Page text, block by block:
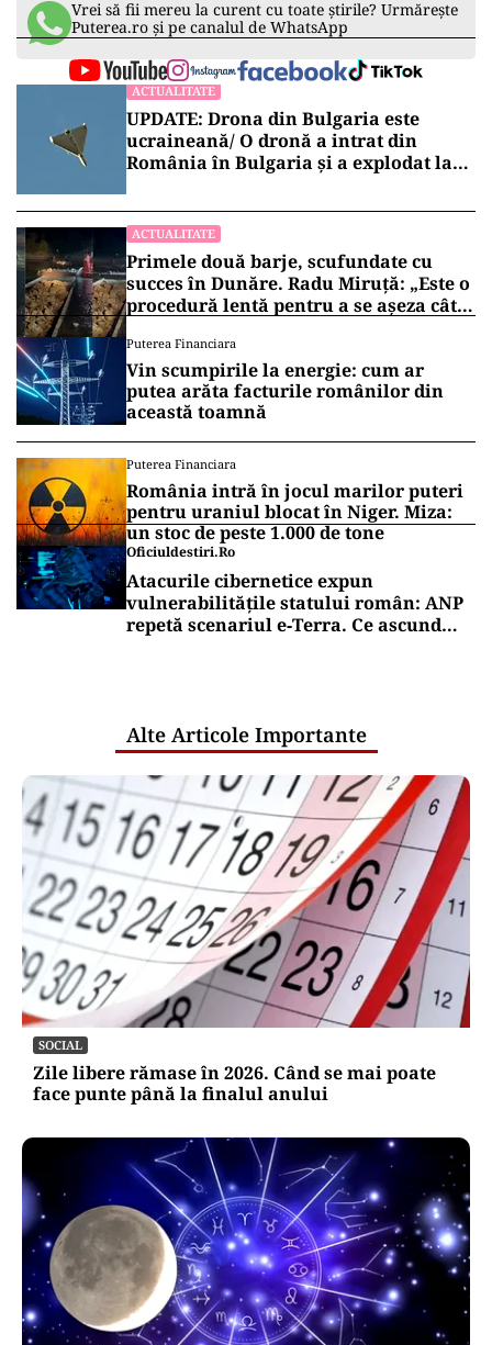
Vrei să fii mereu la curent cu toate știrile? Urmărește
Puterea.ro și pe canalul de WhatsApp
ACTUALITATE
UPDATE: Drona din Bulgaria este
ucraineană/ O dronă a intrat din
România în Bulgaria şi a explodat la
ACTUALITATE
Primele două barje, scufundate cu
succes în Dunăre. Radu Miruță: „Este o
procedură lentă pentru a se așeza cât
Puterea Financiara
Vin scumpirile la energie: cum ar
putea arăta facturile românilor din
această toamnă
Puterea Financiara
România intră în jocul marilor puteri
pentru uraniul blocat în Niger. Miza:
un stoc de peste 1.000 de tone
Oficiuldestiri.ro
Atacurile cibernetice expun
vulnerabilitățile statului român: ANP
repetă scenariul e‑Terra. Ce ascund
Alte Articole Importante
SOCIAL
Zile libere rămase în 2026. Când se mai poate
face punte până la finalul anului